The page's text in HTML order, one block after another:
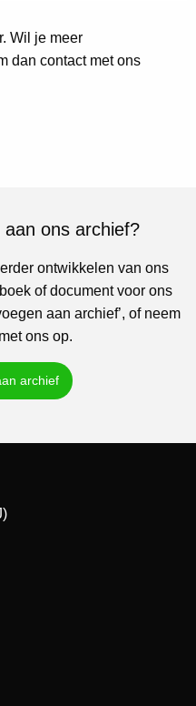
Wil je meer
dan contact met ons
ons archief?
ontwikkelen van ons
of document voor ons
aan archief’, of neem
ons op.
archief